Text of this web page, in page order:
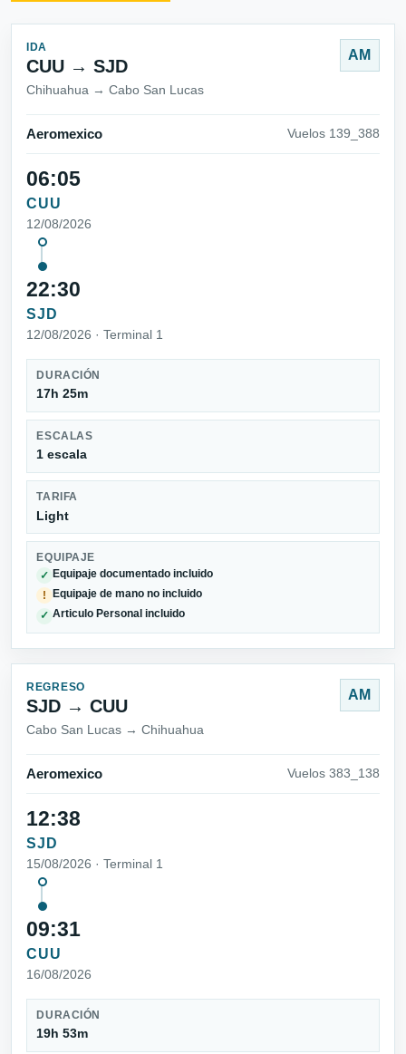
IDA
CUU → SJD
Chihuahua → Cabo San Lucas
AM
Aeromexico Vuelos 139_388
06:05
CUU
12/08/2026
22:30
SJD
12/08/2026 · Terminal 1
DURACIÓN
17h 25m
ESCALAS
1 escala
TARIFA
Light
EQUIPAJE
✓ Equipaje documentado incluido
! Equipaje de mano no incluido
✓ Articulo Personal incluido
REGRESO
SJD → CUU
Cabo San Lucas → Chihuahua
AM
Aeromexico Vuelos 383_138
12:38
SJD
15/08/2026 · Terminal 1
09:31
CUU
16/08/2026
DURACIÓN
19h 53m